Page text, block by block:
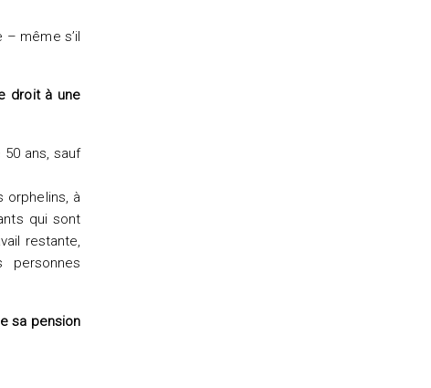
même s’il
droit à une
ans, sauf
orphelins, à
qui sont
restante,
personnes
sa pension